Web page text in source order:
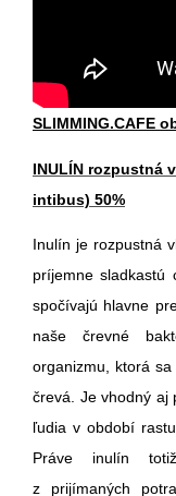
SLIMMING.CAFE
INULÍN rozpustná
intibus) 50%
Inulín je rozpustná
príjemne sladkastú
spočívajú hlavne
naše črevné
organizmu, ktorá
črevá. Je vhodný aj
ľudia v období
Práve inulín
z prijímaných